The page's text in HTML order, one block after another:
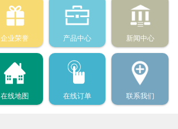
企业荣誉 产品中心 新闻中心
在线地图 在线订单 联系我们